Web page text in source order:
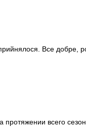
всего
Все добре,